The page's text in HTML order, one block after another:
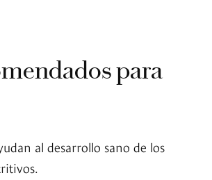
para
al desarrollo sano de los